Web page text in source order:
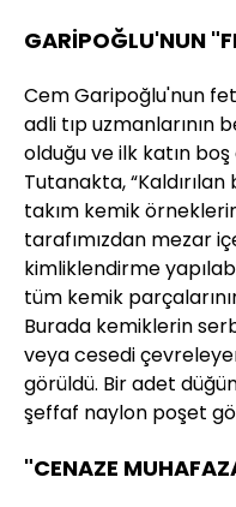
GARİPOĞLU'NUN
Cem Garipoğlu'nun
adli tıp uzmanlarının
olduğu ve ilk katın
Tutanakta,
takım kemik
tarafımızdan mezar
kimliklendirme
tüm kemik
Burada kemiklerin
veya cesedi
görüldü. Bir adet
şeffaf naylon poşet
"CENAZE